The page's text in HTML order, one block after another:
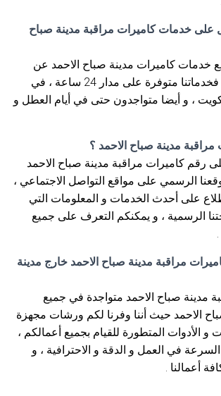
خدمات كاميرات مراقبة مدينة صباح
خدمات كاميرات مدينة صباح الاحمد عن
طريق الاتصال بنا ، فخدماتنا متوفرة على مدار 24 ساعة ، في
، و أيضا متواجدون حتى في أيام العطل و
مدينة صباح الاحمد ؟
رقم كاميرات مراقبة مدينة صباح الاحمد
الرسمي على مواقع التواصل الاجتماعي ،
على أحدث الخدمات و المعلومات التي
الرسمية ، و يمكنكم التعرف على جميع
مراقبة مدينة صباح الاحمد خارج مدينة
مدينة صباح الاحمد متواجدة في جميع
الاحمد حيث أننا وفرنا لكم ورشات مجهزة
و الأدوات المتطورة للقيام بجميع أعمالكم ،
في العمل و الدقة و الاحترافية ، و
أعمالنا .